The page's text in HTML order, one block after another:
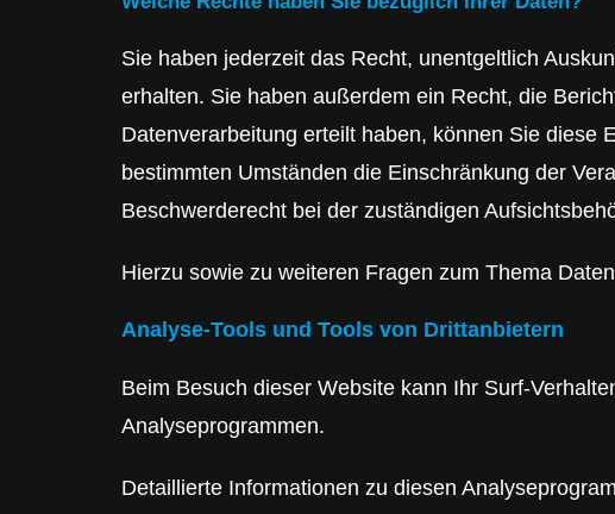
Sie haben jederzeit das Recht, unentgeltlich
erhalten. Sie haben außerdem ein Recht, die
Datenverarbeitung erteilt haben, können Sie diese
bestimmten Umständen die Einschränkung der
Beschwerderecht bei der zuständigen
Hierzu sowie zu weiteren Fragen zum Thema
Analyse-Tools und Tools von Dritt­anbietern
Beim Besuch dieser Website kann Ihr Surf-
Analyseprogrammen.
Detaillierte Informationen zu diesen